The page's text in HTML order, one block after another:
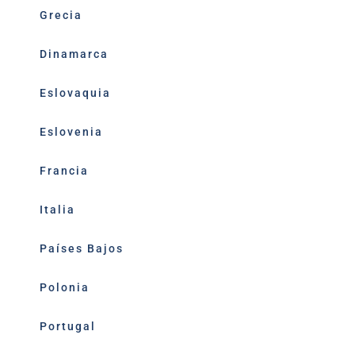
Grecia
Dinamarca
Eslovaquia
Eslovenia
Francia
Italia
Países Bajos
Polonia
Portugal